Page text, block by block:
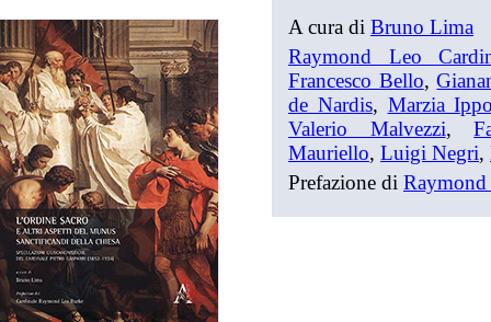
A cura di Bruno Lima
Raymond Leo
Francesco Bello,
de Nardis, Marzia
Valerio Malvezzi,
Mauriello, Luigi Negri,
Prefazione di